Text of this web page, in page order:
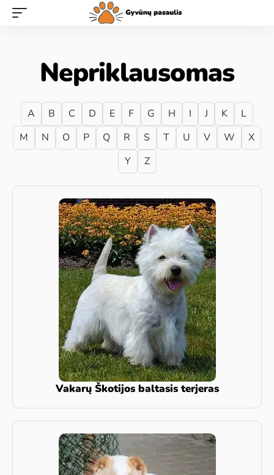
Nepriklausomas
A B C D E F G H I J K
L
M
N O P Q R S T U V W
X
Y
Z
Vakarų Škotijos baltasis terjeras